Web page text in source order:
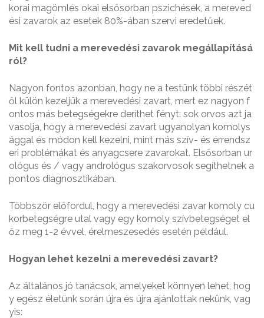
korai magömlés okai elsősorban pszichések, a mereved
ési zavarok az esetek 80%-ában szervi eredetűek.
Mit kell tudni a merevedési zavarok megállapításá
ról?
Nagyon fontos azonban, hogy ne a testünk többi részét
ől külön kezeljük a merevedési zavart, mert ez nagyon f
ontos más betegségekre deríthet fényt: sok orvos azt ja
vasolja, hogy a merevedési zavart ugyanolyan komolys
ággal és módon kell kezelni, mint más szív- és érrendsz
eri problémákat és anyagcsere zavarokat. Elsősorban ur
ológus és / vagy andrológus szakorvosok segíthetnek a
pontos diagnosztikában.
Többször előfordul, hogy a merevedési zavar komoly cu
korbetegségre utal vagy egy komoly szívbetegséget el
őz meg 1-2 évvel, érelmeszesedés esetén például.
Hogyan lehet kezelni a merevedési zavart?
Az általános jó tanácsok, amelyeket könnyen lehet, hog
y egész életünk során újra és újra ajánlottak nekünk, vag
yis: